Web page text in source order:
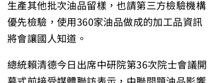
生產其他批次油品留樣，也請第三方檢驗機構
優先檢驗，使用360家油品做成的加工品資訊
將會讓國人知道。
總統賴清德今日出席中研院第36次院士會議開